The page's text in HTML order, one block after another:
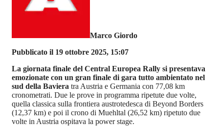
Marco Giordo
Pubblicato il 19 ottobre 2025, 15:07
La giornata finale del Central Europea Rally si presentava
emozionate con un gran finale di gara tutto ambientato nel
sud della Baviera tra Austria e Germania con 77,08 km
cronometrati. Due le prove in programma ripetute due volte,
quella classica sulla frontiera austrotedesca di Beyond Borders
(12,37 km) e poi il crono di Muehltal (26,52 km) ripetuto due
volte in Austria ospitava la power stage.